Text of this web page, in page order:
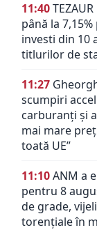
11:40
până la
investi din 10
titlurilor de
11:27
scumpiri
carburanți și
mai mare
toată UE”
11:10ANM a
pentru 8
de grade,
torențiale în